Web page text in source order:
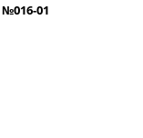
№016-01